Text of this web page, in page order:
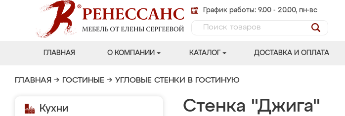
График работы: 9.00 - 20.00, пн-вс
ГЛАВНАЯ О КОМПАНИИ КАТАЛОГ ДОСТАВКА И ОПЛАТА
ГЛАВНАЯ → ГОСТИНЫЕ → УГЛОВЫЕ СТЕНКИ В ГОСТИНУЮ
Кухни Стенка "Джига"